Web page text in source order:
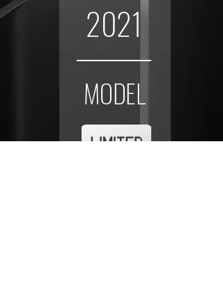
2021
MODEL